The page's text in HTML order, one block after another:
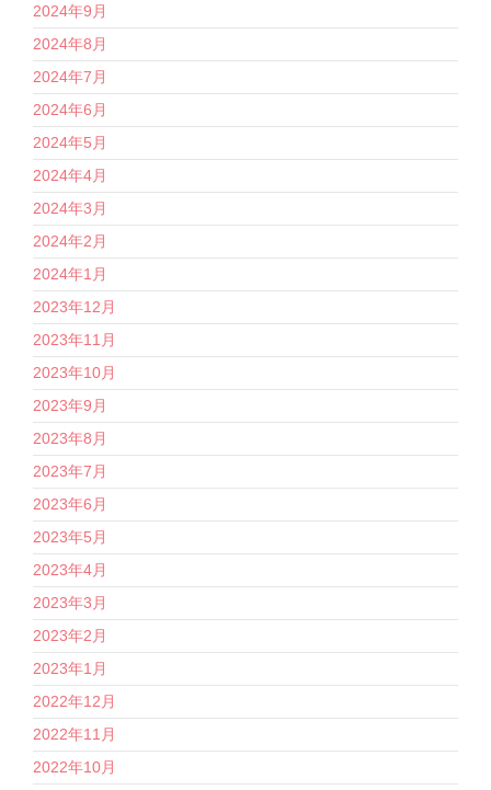
2024年9月
2024年8月
2024年7月
2024年6月
2024年5月
2024年4月
2024年3月
2024年2月
2024年1月
2023年12月
2023年11月
2023年10月
2023年9月
2023年8月
2023年7月
2023年6月
2023年5月
2023年4月
2023年3月
2023年2月
2023年1月
2022年12月
2022年11月
2022年10月